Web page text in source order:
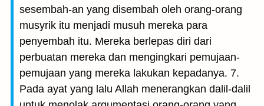
sesembah-an yang disembah oleh orang-orang
musyrik itu menjadi musuh mereka para
penyembah itu. Mereka berlepas diri dari
perbuatan mereka dan mengingkari pemujaan-
pemujaan yang mereka lakukan kepadanya. 7.
Pada ayat yang lalu Allah menerangkan dalil-dalil